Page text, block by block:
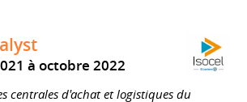
à octobre 2022
centrales d'achat et logistiques du